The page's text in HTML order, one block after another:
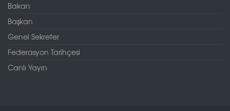
Bakan
Başkan
Genel Sekreter
Federasyon Tarihçesi
Canlı Yayın